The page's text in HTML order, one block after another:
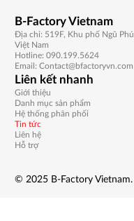
B-Factory Vietnam
Địa chỉ: 519F, Khu phố Ngũ
Việt Nam
Hotline:090.199.5624
Email:Contact@bfactoryvn.com
Liên kết nhanh
Giới thiệu
Danh mục sản phẩm
Hệ thống phân phối
Tin tức
Liên hệ
Hỗ trợ